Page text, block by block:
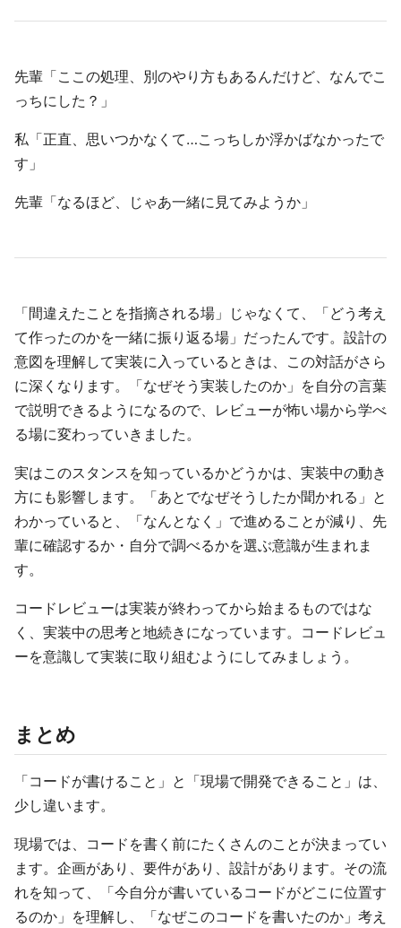
先輩「ここの処理、別のやり方もあるんだけど、なんでこ
っちにした？」
私「正直、思いつかなくて…こっちしか浮かばなかったで
す」
先輩「なるほど、じゃあ一緒に見てみようか」
「間違えたことを指摘される場」じゃなくて、「どう考え
て作ったのかを一緒に振り返る場」だったんです。設計の
意図を理解して実装に入っているときは、この対話がさら
に深くなります。「なぜそう実装したのか」を自分の言葉
で説明できるようになるので、レビューが怖い場から学べ
る場に変わっていきました。
実はこのスタンスを知っているかどうかは、実装中の動き
方にも影響します。「あとでなぜそうしたか聞かれる」と
わかっていると、「なんとなく」で進めることが減り、先
輩に確認するか・自分で調べるかを選ぶ意識が生まれま
す。
コードレビューは実装が終わってから始まるものではな
く、実装中の思考と地続きになっています。コードレビュ
ーを意識して実装に取り組むようにしてみましょう。
まとめ
「コードが書けること」と「現場で開発できること」は、
少し違います。
現場では、コードを書く前にたくさんのことが決まってい
ます。企画があり、要件があり、設計があります。その流
れを知って、「今自分が書いているコードがどこに位置す
るのか」を理解し、「なぜこのコードを書いたのか」考え